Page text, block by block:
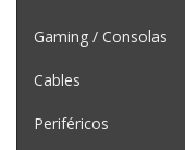
Gaming / Consolas
Cables
Periféricos